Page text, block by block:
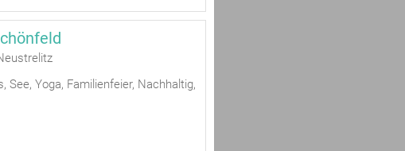
See, Yoga, Familienfeier, Nachhaltig,